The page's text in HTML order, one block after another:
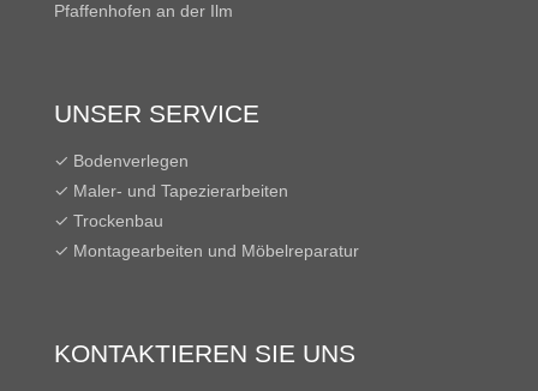
Pfaffenhofen an der Ilm
UNSER SERVICE
✓ Bodenverlegen
✓ Maler- und Tapezierarbeiten
✓ Trockenbau
✓ Montagearbeiten und Möbelreparatur
KONTAKTIEREN SIE UNS